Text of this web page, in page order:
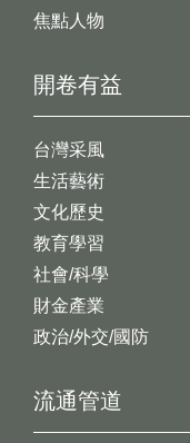
開卷有益
台灣采風
生活藝術
文化歷史
教育學習
社會/科學
財金產業
政治/外交/國防
焦點人物
流通管道